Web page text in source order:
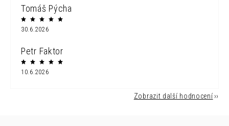
Tomáš Pýcha
30.6.2026
Petr Faktor
10.6.2026
Zobrazit další hodnocení